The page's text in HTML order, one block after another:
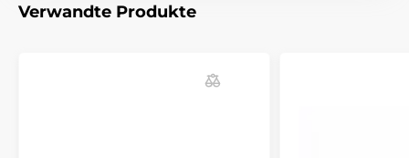
Verwandte Produkte